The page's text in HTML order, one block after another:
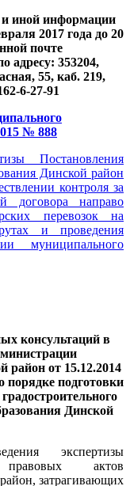
иной информации
2017 года до 20
почте
адресу: 353204,
55, каб. 219,
6-27-91
№ 888
Постановления
Динской район
контроля за
договора направо
перевозок на
и проведения
муниципального
консультаций в
район от 15.12.2014
подготовки
Динской
экспертизы
актов
затрагивающих